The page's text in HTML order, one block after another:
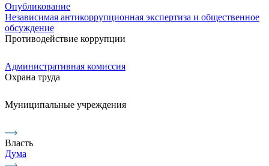
Опубликование
Независимая антикоррупционная экспертиза и общественное
обсуждение
Противодействие коррупции
Административная комиссия
Охрана труда
Муниципальные учреждения
Власть
Дума